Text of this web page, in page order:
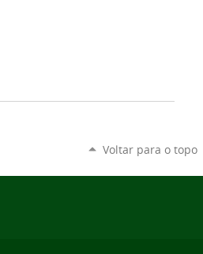
Voltar para o topo